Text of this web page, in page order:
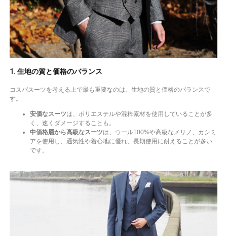
1. 生地の質と価格のバランス
コスパスーツを考える上で最も重要なのは、生地の質と価格のバランスで
す。
安価なスーツは、ポリエステルや混粋素材を使用していることが多
く、速くダメージすることも。
中価格層から高級なスーツは、ウール100%や高級なメリノ、カシミ
アを使用し、通気性や着心地に優れ、長期使用に耐えることが多い
です。